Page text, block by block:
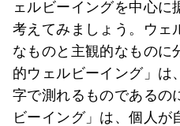
ェルビーイングを中心に
考えてみましょう。ウェ
なものと主観的なものに
的ウェルビーイング」は
字で測れるものであるの
ビーイング」は、個人が